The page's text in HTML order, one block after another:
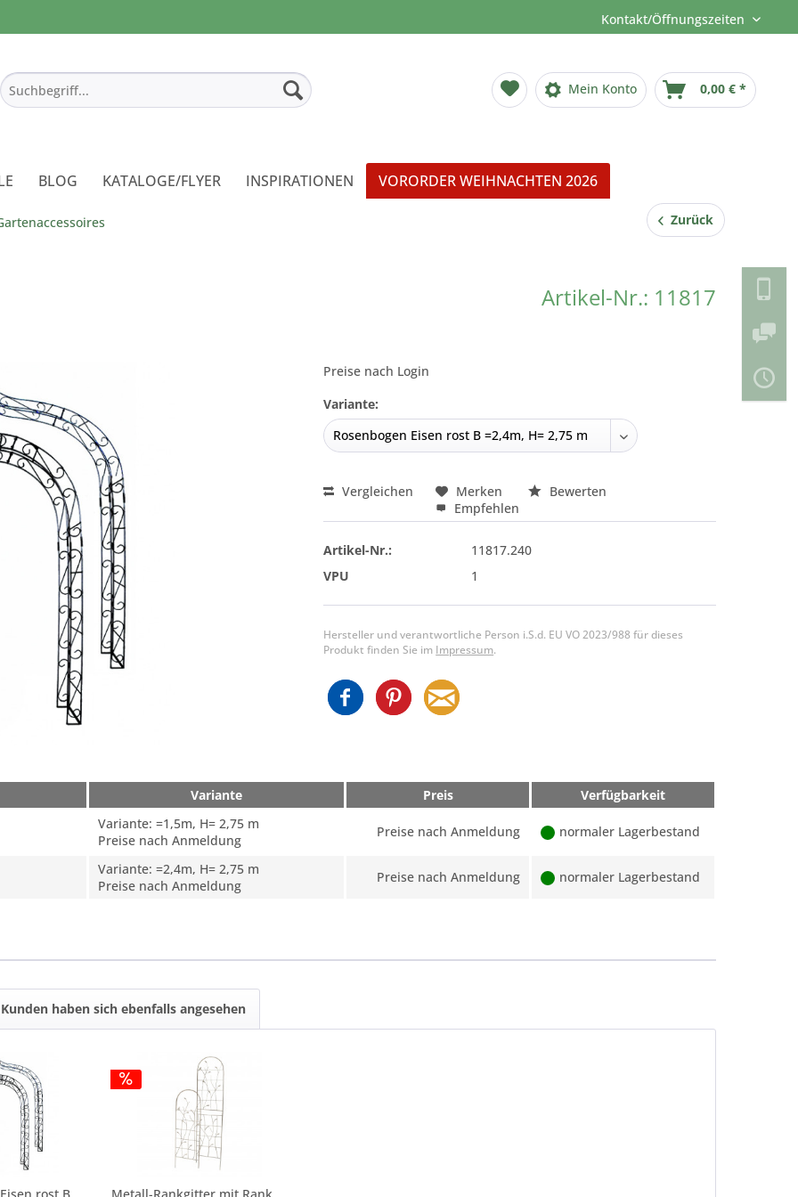
Kontakt/Öffnungszeiten
Mein Konto 0,00 € *
BLOG KATALOGE/FLYER INSPIRATIONEN VORORDER WEIHNACHTEN 2026
Zurück
Artikel-Nr.: 11817
Preise nach Login
Variante:
Vergleichen Merken
Bewerten
Empfehlen
Artikel-Nr.:
11817.240
VPU
1
Hersteller und verantwortliche Person i.S.d. EU VO 2023/988 für dieses
Produkt finden Sie im Impressum.
Variante Preis
Verfügbarkeit
Variante: =1,5m, H= 2,75 m
Preise nach Anmeldung
Preise nach Anmeldung normaler Lagerbestand
Variante: =2,4m, H= 2,75 m
Preise nach Anmeldung
Preise nach Anmeldung normaler Lagerbestand
Kunden haben sich ebenfalls angesehen